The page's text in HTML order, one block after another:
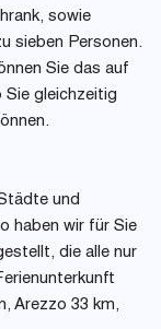
sowie
sieben Personen.
Sie das auf
gleichzeitig
und
haben wir für Sie
die alle nur
Arezzo 33 km,